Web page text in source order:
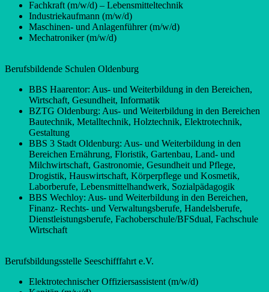
Fachkraft (m/w/d) – Lebensmitteltechnik
Industriekaufmann (m/w/d)
Maschinen- und Anlagenführer (m/w/d)
Mechatroniker (m/w/d)
Berufsbildende Schulen Oldenburg
BBS Haarentor: Aus- und Weiterbildung in den Bereichen,
Wirtschaft, Gesundheit, Informatik
BZTG Oldenburg: Aus- und Weiterbildung in den Bereichen
Bautechnik, Metalltechnik, Holztechnik, Elektrotechnik,
Gestaltung
BBS 3 Stadt Oldenburg: Aus- und Weiterbildung in den
Bereichen Ernährung, Floristik, Gartenbau, Land- und
Milchwirtschaft, Gastronomie, Gesundheit und Pflege,
Drogistik, Hauswirtschaft, Körperpflege und Kosmetik,
Laborberufe, Lebensmittelhandwerk, Sozialpädagogik
BBS Wechloy: Aus- und Weiterbildung in den Bereichen,
Finanz- Rechts- und Verwaltungsberufe, Handelsberufe,
Dienstleistungsberufe, Fachoberschule/BFSdual, Fachschule
Wirtschaft
Berufsbildungsstelle Seeschifffahrt e.V.
Elektrotechnischer Offiziersassistent (m/w/d)